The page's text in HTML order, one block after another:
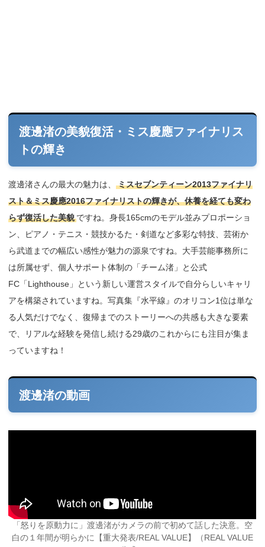
渡邊渚の美貌復活・ミス慶應ファイナリス
トの輝き
渡邊渚さんの最大の魅力は、ミスセブンティーン2013ファイナリ
スト＆ミス慶應2016ファイナリストの輝きが、休養を経ても変わ
らず復活した美貌 ですね。身長165cmのモデル並みプロポーショ
ン、ピアノ・テニス・競技かるた・剣道など多彩な特技、芸術か
ら武道までの幅広い感性が魅力の源泉ですね。大手芸能事務所に
は所属せず、個人サポート体制の「チーム渚」と公式
FC「Lighthouse」という新しい運営スタイルで自分らしいキャリ
アを構築されていますね。写真集『水平線』のオリコン1位は単な
る人気だけでなく、復帰までのストーリーへの共感も大きな要素
で、リアルな経験を発信し続ける29歳のこれからにも注目が集ま
っていますね！
渡邊渚の動画
「怒りを原動力に」渡邊渚がカメラの前で初めて話した決意。空
白の１年間が明らかに【重大発表/REAL VALUE】（REAL VALUE